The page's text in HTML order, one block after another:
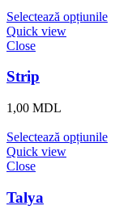
Selectează opțiunile
Quick view
Close
Strip
1,00 MDL
Selectează opțiunile
Quick view
Close
Talya